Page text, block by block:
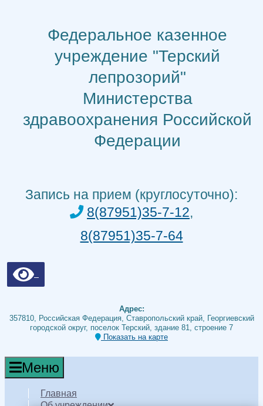
содержимомуФедеральное казенное
учреждение "Терский
лепрозорий"
Министерства
здравоохранения Российской
Федерации
Запись на прием (круглосуточно):
8(87951)35-7-12,
8(87951)35-7-64
Адрес:
357810, Российская Федерация, Ставропольский край, Георгиевский
городской округ, поселок Терский, здание 81, строение 7
Показать на карте
Меню
Главная